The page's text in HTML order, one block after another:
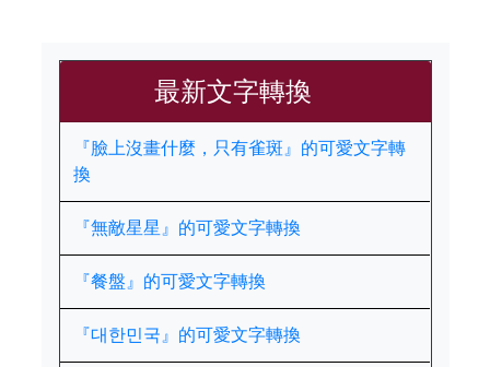
最新文字轉換
『臉上沒畫什麼，只有雀斑』的可愛文字轉
換
『無敵星星』的可愛文字轉換
『餐盤』的可愛文字轉換
『대한민국』的可愛文字轉換